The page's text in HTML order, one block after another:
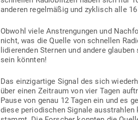
anderen regel­mäßig und zyklisch alle
Obwohl viele Anstren­gungen und
nicht, was die Quelle von schnellen
li­die­renden Sternen und andere
sein könnten!
Das ein­zig­artige Signal des sich
über einen Zeitraum von vier Tagen
Pause von genau 12 Tagen ein und es
diese peri­odi­schen Signale